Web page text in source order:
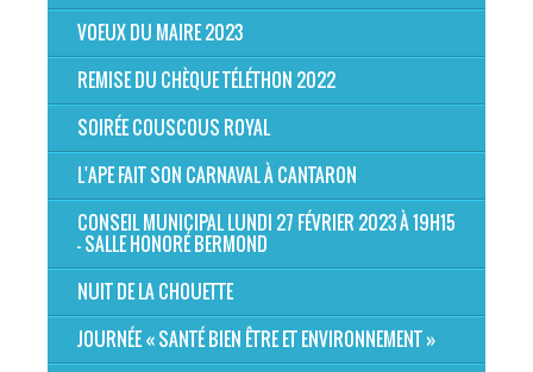
VOEUX DU MAIRE 2023
REMISE DU CHÈQUE TÉLÉTHON 2022
SOIRÉE COUSCOUS ROYAL
L'APE FAIT SON CARNAVAL À CANTARON
CONSEIL MUNICIPAL LUNDI 27 FÉVRIER 2023 À 19H15
- SALLE HONORÉ BERMOND
NUIT DE LA CHOUETTE
JOURNÉE « SANTÉ BIEN ÊTRE ET ENVIRONNEMENT »